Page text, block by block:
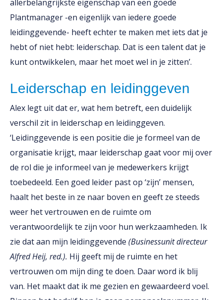
allerbelangrijkste eigenschap van een goede
Plantmanager -en eigenlijk van iedere goede
leidinggevende- heeft echter te maken met iets dat je
hebt of niet hebt: leiderschap. Dat is een talent dat je
kunt ontwikkelen, maar het moet wel in je zitten’.
Leiderschap en leidinggeven
Alex legt uit dat er, wat hem betreft, een duidelijk
verschil zit in leiderschap en leidinggeven.
‘Leidinggevende is een positie die je formeel van de
organisatie krijgt, maar leiderschap gaat voor mij over
de rol die je informeel van je medewerkers krijgt
toebedeeld. Een goed leider past op ‘zijn’ mensen,
haalt het beste in ze naar boven en geeft ze steeds
weer het vertrouwen en de ruimte om
verantwoordelijk te zijn voor hun werkzaamheden. Ik
zie dat aan mijn leidinggevende (Businessunit directeur
Alfred Heij, red.). Hij geeft mij de ruimte en het
vertrouwen om mijn ding te doen. Daar word ik blij
van. Het maakt dat ik me gezien en gewaardeerd voel.